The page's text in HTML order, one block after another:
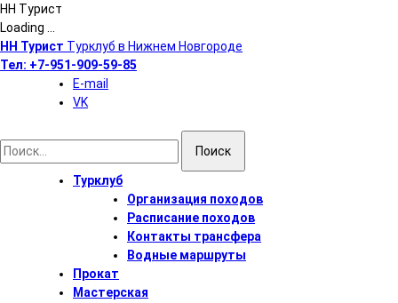
НН Турист
Loading ...
Перейти
к
содержимому
НН Турист Турклуб в Нижнем Новгороде
Тел: +7-951-909-59-85
E-mail
VK
Найти:
Турклуб
Организация походов
Расписание походов
Контакты трансфера
Водные маршруты
Прокат
Мастерская